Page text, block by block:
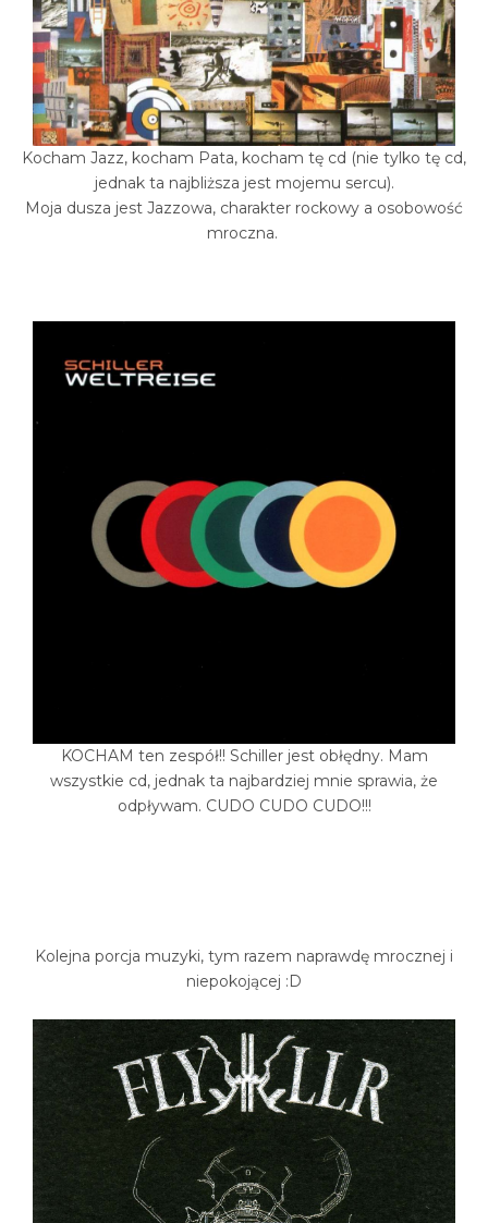
Kocham Jazz, kocham Pata, kocham tę cd (nie tylko tę cd,
jednak ta najbliższa jest mojemu sercu).
Moja dusza jest Jazzowa, charakter rockowy a osobowość
mroczna.
KOCHAM ten zespół!! Schiller jest obłędny. Mam
wszystkie cd, jednak ta najbardziej mnie sprawia, że
odpływam. CUDO CUDO CUDO!!!
Kolejna porcja muzyki, tym razem naprawdę mrocznej i
niepokojącej :D